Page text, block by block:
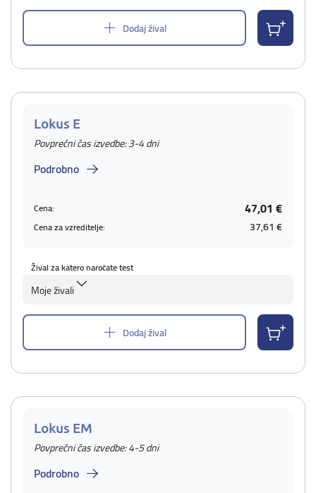
Dodaj žival
Lokus E
Povprečni čas izvedbe: 3-4 dni
Podrobno
Cena: 47,01 €
Cena za vzreditelje: 37,61 €
Žival za katero naročate test
Moje živali
Dodaj žival
Lokus EM
Povprečni čas izvedbe: 4-5 dni
Podrobno